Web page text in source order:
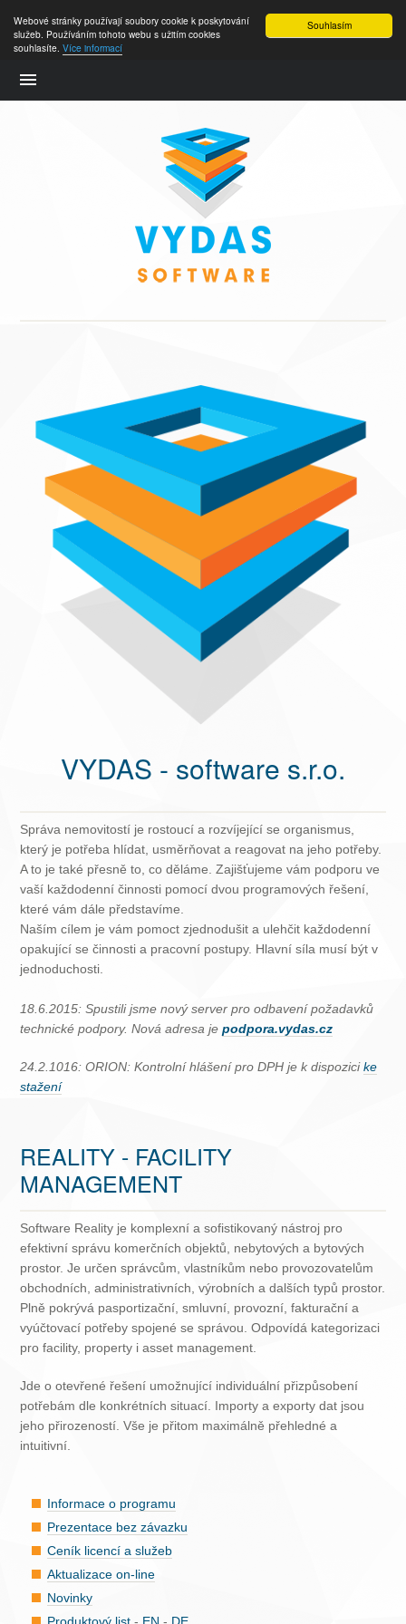
Souhlasím
Webové stránky používají soubory cookie k poskytování
služeb. Používáním tohoto webu s užitím cookies
souhlasíte. Více informací
VYDAS - software s.r.o.
Správa nemovitostí je rostoucí a rozvíjející se organismus,
který je potřeba hlídat, usměrňovat a reagovat na jeho potřeby.
A to je také přesně to, co děláme. Zajišťujeme vám podporu ve
vaší každodenní činnosti pomocí dvou programových řešení,
které vám dále představíme.
Naším cílem je vám pomoct zjednodušit a ulehčit každodenní
opakující se činnosti a pracovní postupy. Hlavní síla musí být v
jednoduchosti.
18.6.2015: Spustili jsme nový server pro odbavení požadavků
technické podpory. Nová adresa jepodpora.vydas.cz
24.2.1016: ORION: Kontrolní hlášení pro DPH je k dispozicike
stažení
REALITY - FACILITY
MANAGEMENT
Software Reality je komplexní a sofistikovaný nástroj pro
efektivní správu komerčních objektů, nebytových a bytových
prostor. Je určen správcům, vlastníkům nebo provozovatelům
obchodních, administrativních, výrobních a dalších typů prostor.
Plně pokrývá pasportizační, smluvní, provozní, fakturační a
vyúčtovací potřeby spojené se správou. Odpovídá kategorizaci
pro facility, property i asset management.
Jde o otevřené řešení umožnující individuální přizpůsobení
potřebám dle konkrétních situací. Importy a exporty dat jsou
jeho přirozeností. Vše je přitom maximálně přehledné a
intuitivní.
Informace o programu
Prezentace bez závazku
Ceník licencí a služeb
Aktualizace on-line
Novinky
Produktový list - EN - DE